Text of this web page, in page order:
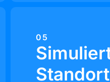
05
Standort